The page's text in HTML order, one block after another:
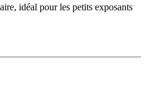
idéal pour les petits exposants